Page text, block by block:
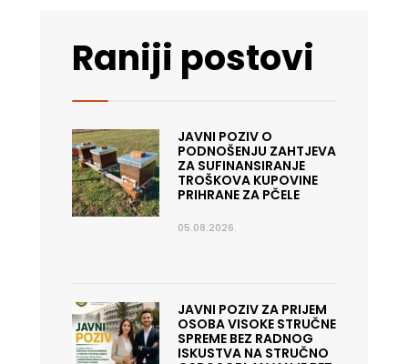
Raniji postovi
JAVNI POZIV O
PODNOŠENJU ZAHTJEVA
ZA SUFINANSIRANJE
TROŠKOVA KUPOVINE
PRIHRANE ZA PČELE
05.08.2026.
JAVNI POZIV ZA PRIJEM
OSOBA VISOKE STRUČNE
SPREME BEZ RADNOG
ISKUSTVA NA STRUČNO